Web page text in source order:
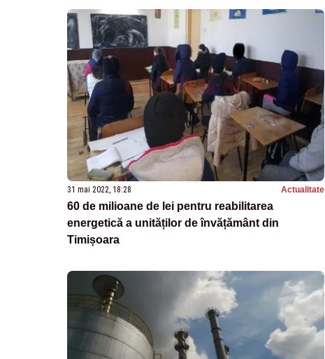
31 mai 2022, 18:28 Actualitate
60 de milioane de lei pentru reabilitarea
energetică a unităților de învățământ din
Timișoara